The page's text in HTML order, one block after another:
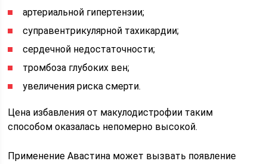
артериальной гипертензии;
суправентрикулярной тахикардии;
сердечной недостаточности;
тромбоза глубоких вен;
увеличения риска смерти.
Цена избавления от макулодистрофии таким
способом оказалась непомерно высокой.
Применение Авастина может вызвать появление